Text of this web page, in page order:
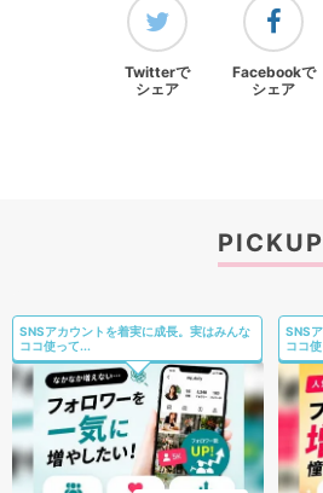
Twitterで
シェア
Facebookで
シェア
PICKUP
SNSアカウントを着実に成長。実はみんな
ココ使って...
SNS
ココ